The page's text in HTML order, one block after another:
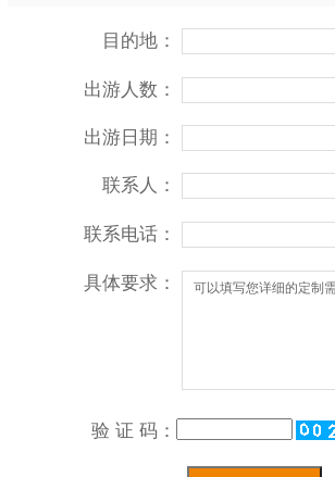
目的地：
出游人数：
出游日期：
联系人：
联系电话：
具体要求：
验 证 码：